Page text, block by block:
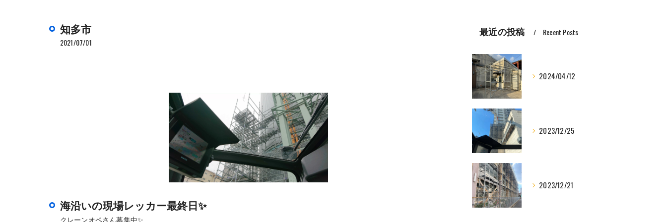
知多市
2021/07/01
海沿いの現場レッカー最終日✨
クレーンオペさん募集中✨
最近の投稿 Recent Posts
2024/04/12
2023/12/25
2023/12/21